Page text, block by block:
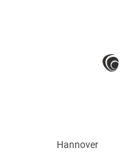
Hannover